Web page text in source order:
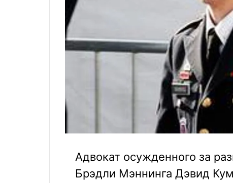
Адвокат осужденного за
Брэдли Мэннинга Дэвид